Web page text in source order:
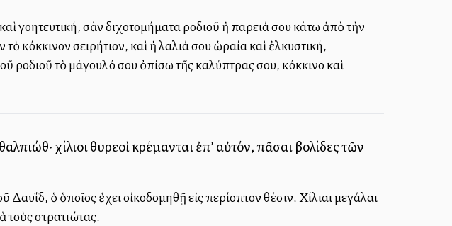
γοητευτική, σὰν διχοτομήματα ροδιοῦ ἡ παρειά σου κάτω ἀπὸ τὴν
κόκκινον σειρήτιον, καὶ ἡ λαλιά σου ὡραία καὶ ἐλκυστική,
ροδιοῦ τὸ μάγουλό σου ὀπίσω τῆς καλύπτρας σου, κόκκινο καὶ
χίλιοι θυρεοὶ κρέμανται ἐπ’ αὐτόν, πᾶσαι βολίδες τῶν
ὁ ὁποῖος ἔχει οἰκοδομηθῇ εἰς περίοπτον θέσιν. Χίλιαι μεγάλαι
τοὺς στρατιώτας.